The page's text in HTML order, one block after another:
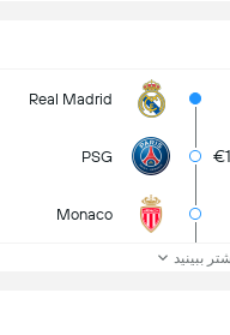
Real Madrid
PSG
Monaco
ببینید